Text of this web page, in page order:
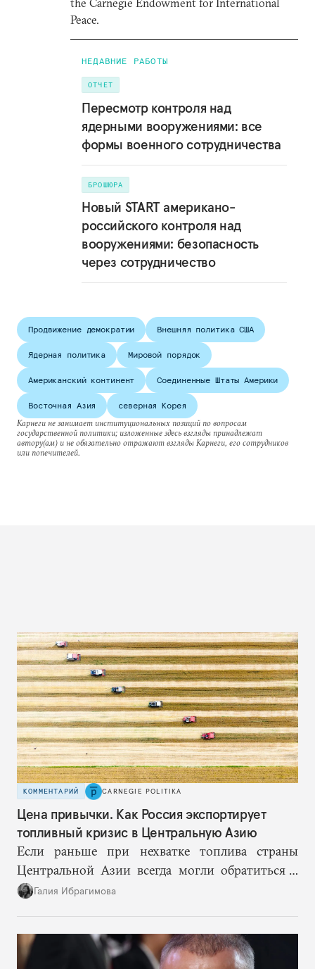
the Carnegie Endowment for International
Peace.
НЕДАВНИЕ РАБОТЫ
ОТЧЕТ
Пересмотр контроля над
ядерными вооружениями: все
формы военного сотрудничества
БРОШЮРА
Новый START американо-
российского контроля над
вооружениями: безопасность
через сотрудничество
Продвижение демократии Внешняя политика США
Ядерная политика Мировой порядок
Американский континент Соединенные Штаты Америки
Восточная Азия
северная Корея
Карнеги не занимает институциональных позиций по вопросам
государственной политики; изложенные здесь взгляды принадлежат
автору(ам) и не обязательно отражают взгляды Карнеги, его сотрудников
или попечителей.
КОММЕНТАРИЙ CARNEGIE POLITIKA
Цена привычки. Как Россия экспортирует
топливный кризис в Центральную Азию
Если раньше при нехватке топлива страны
Центральной Азии всегда могли обратиться к
Москве за дополнительными объемами, то
Галия Ибрагимова